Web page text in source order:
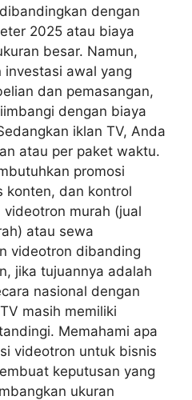
dengan
2025 atau biaya
besar. Namun,
awal yang
dan pemasangan,
dengan biaya
iklan TV, Anda
atau per paket waktu.
promosi
konten, dan kontrol
murah (jual
atau sewa
videotron dibanding
jika tujuannya adalah
nasional dengan
masih memiliki
Memahami apa
videotron untuk bisnis
keputusan yang
ukuran